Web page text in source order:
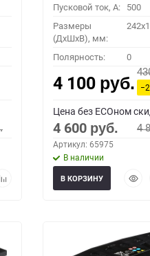
Добавить
Пусковой ток, A: 500
Размеры
(ДхШхВ), мм:
Полярность: 0
4 100 руб.
Цена без ECOном
4 600 руб. 4
Артикул: 65975
В наличии
В КОРЗИНУ